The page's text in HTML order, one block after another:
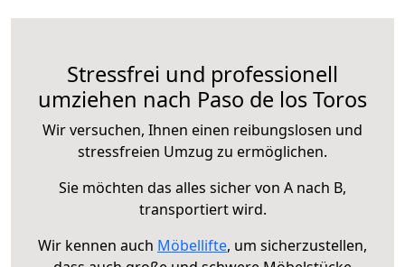
Stressfrei und professionell
umziehen nach Paso de los Toros
Wir versuchen, Ihnen einen reibungslosen und
stressfreien Umzug zu ermöglichen.
Sie möchten das alles sicher von A nach B,
transportiert wird.
Wir kennen auch Möbellifte, um sicherzustellen,